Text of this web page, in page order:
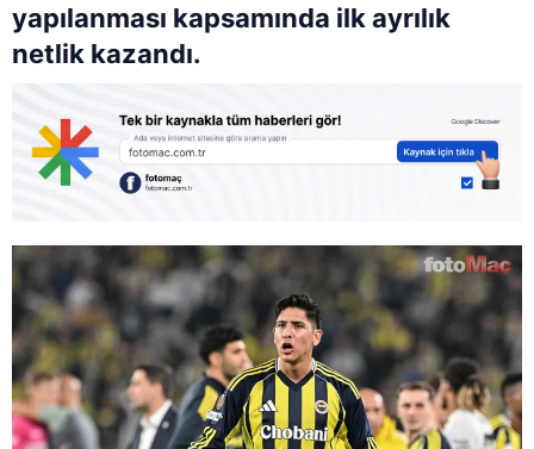
yapılanması kapsamında ilk ayrılık
netlik kazandı.